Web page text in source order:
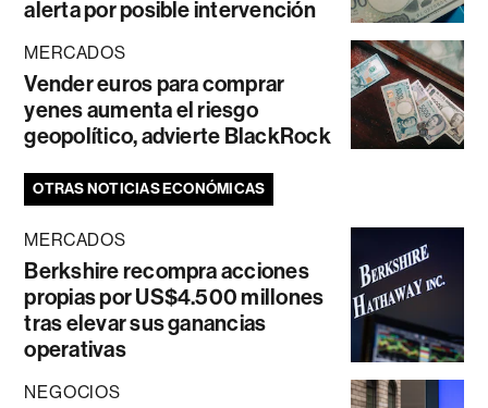
alerta por posible intervención
MERCADOS
Vender euros para comprar
yenes aumenta el riesgo
geopolítico, advierte BlackRock
OTRAS NOTICIAS ECONÓMICAS
MERCADOS
Berkshire recompra acciones
propias por US$4.500 millones
tras elevar sus ganancias
operativas
NEGOCIOS